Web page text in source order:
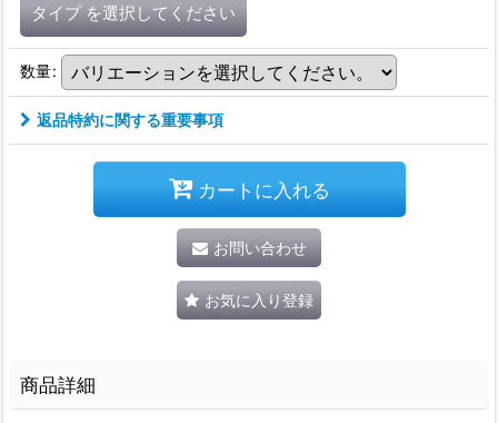
タイプ を選択してください
数量:
返品特約に関する重要事項
カートに入れる
お問い合わせ
お気に入り登録
商品詳細